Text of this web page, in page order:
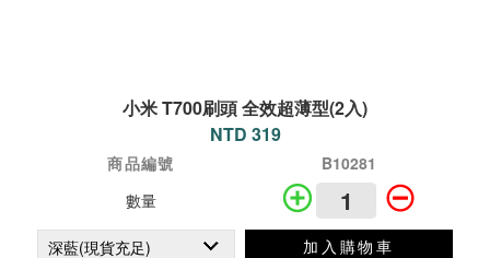
小米 T700刷頭 全效超薄型(2入)
NTD 319
商品編號
B10281
數量
加入購物車